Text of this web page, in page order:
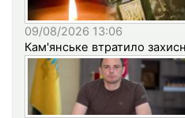
09/08/2026 13:06
Кам'янське втратило